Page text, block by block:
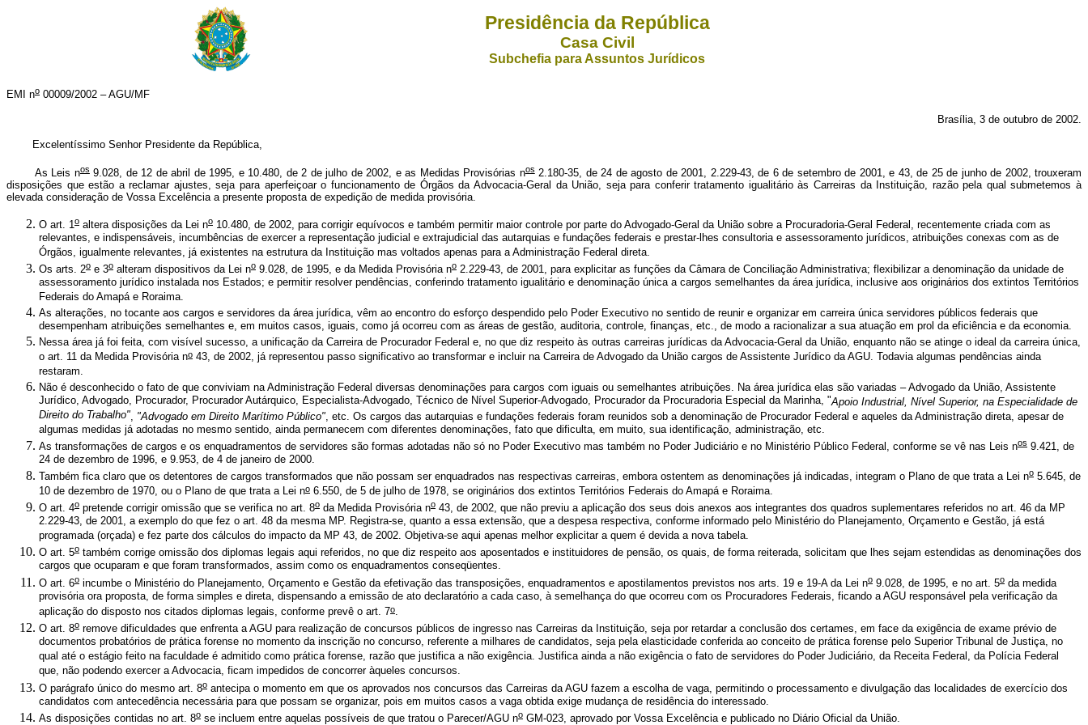
Presidência da República
Casa Civil
Subchefia para Assuntos Jurídicos
EMI no 00009/2002 – AGU/MF
Brasília, 3 de outubro de 2002.
Excelentíssimo Senhor Presidente da República,
As Leis nos9.028, de 12 de abril de 1995, e 10.480, de 2 de julho de 2002, e as Medidas Provisórias nos2.180-35, de 24 de agosto de 2001, 2.229-43, de 6 de setembro de 2001, e 43, de 25 de junho de 2002, trouxeram
disposições que estão a reclamar ajustes, seja para aperfeiçoar o funcionamento de Órgãos da Advocacia-Geral da União, seja para conferir tratamento igualitário às Carreiras da Instituição, razão pela qual submetemos à
elevada consideração de Vossa Excelência a presente proposta de expedição de medida provisória.
O art. 1 o altera disposições da Lei no 10.480, de 2002, para corrigir equívocos e também permitir maior controle por parte do Advogado-Geral da União sobre a Procuradoria-Geral Federal, recentemente criada com as
relevantes, e indispensáveis, incumbências de exercer a representação judicial e extrajudicial das autarquias e fundações federais e prestar-lhes consultoria e assessoramento jurídicos, atribuições conexas com as de
Órgãos, igualmente relevantes, já existentes na estrutura da Instituição mas voltados apenas para a Administração Federal direta.
Os arts. 2o e 3o alteram dispositivos da Lei no 9.028, de 1995, e da Medida Provisória no 2.229-43, de 2001, para explicitar as funções da Câmara de Conciliação Administrativa; flexibilizar a denominação da unidade de
assessoramento jurídico instalada nos Estados; e permitir resolver pendências, conferindo tratamento igualitário e denominação única a cargos semelhantes da área jurídica, inclusive aos originários dos extintos Territórios
Federais do Amapá e Roraima.
As alterações, no tocante aos cargos e servidores da área jurídica, vêm ao encontro do esforço despendido pelo Poder Executivo no sentido de reunir e organizar em carreira única servidores públicos federais que
desempenham atribuições semelhantes e, em muitos casos, iguais, como já ocorreu com as áreas de gestão, auditoria, controle, finanças, etc., de modo a racionalizar a sua atuação em prol da eficiência e da economia.
Nessa área já foi feita, com visível sucesso, a unificação da Carreira de Procurador Federal e, no que diz respeito às outras carreiras jurídicas da Advocacia-Geral da União, enquanto não se atinge o ideal da carreira única,
o art. 11 da Medida Provisória no 43, de 2002, já representou passo significativo ao transformar e incluir na Carreira de Advogado da União cargos de Assistente Jurídico da AGU. Todavia algumas pendências ainda
restaram.
Não é desconhecido o fato de que conviviam na Administração Federal diversas denominações para cargos com iguais ou semelhantes atribuições. Na área jurídica elas são variadas – Advogado da União, Assistente
Jurídico, Advogado, Procurador, Procurador Autárquico, Especialista-Advogado, Técnico de Nível Superior-Advogado, Procurador da Procuradoria Especial da Marinha, "Apoio Industrial, Nível Superior, na Especialidade de
Direito do Trabalho" "Advogado em Direito Marítimo Público" , etc. Os cargos das autarquias e fundações federais foram reunidos sob a denominação de Procurador Federal e aqueles da Administração direta, apesar de
algumas medidas já adotadas no mesmo sentido, ainda permanecem com diferentes denominações, fato que dificulta, em muito, sua identificação, administração, etc.
As transformações de cargos e os enquadramentos de servidores são formas adotadas não só no Poder Executivo mas também no Poder Judiciário e no Ministério Público Federal, conforme se vê nas Leis nos 9.421, de
24 de dezembro de 1996, e 9.953, de 4 de janeiro de 2000.
Também fica claro que os detentores de cargos transformados que não possam ser enquadrados nas respectivas carreiras, embora ostentem as denominações já indicadas, integram o Plano de que trata a Lei no 5.645, de
10 de dezembro de 1970, ou o Plano de que trata a Lei no 6.550, de 5 de julho de 1978, se originários dos extintos Territórios Federais do Amapá e Roraima.
O art. 4o pretende corrigir omissão que se verifica no art. 8o da Medida Provisória no 43, de 2002, que não previu a aplicação dos seus dois anexos aos integrantes dos quadros suplementares referidos no art. 46 da MP
2.229-43, de 2001, a exemplo do que fez o art. 48 da mesma MP. Registra-se, quanto a essa extensão, que a despesa respectiva, conforme informado pelo Ministério do Planejamento, Orçamento e Gestão, já está
programada (orçada) e fez parte dos cálculos do impacto da MP 43, de 2002. Objetiva-se aqui apenas melhor explicitar a quem é devida a nova tabela.
O art. 5o também corrige omissão dos diplomas legais aqui referidos, no que diz respeito aos aposentados e instituidores de pensão, os quais, de forma reiterada, solicitam que lhes sejam estendidas as denominações dos
cargos que ocuparam e que foram transformados, assim como os enquadramentos conseqüentes.
O art. 6o incumbe o Ministério do Planejamento, Orçamento e Gestão da efetivação das transposições, enquadramentos e apostilamentos previstos nos arts. 19 e 19-A da Lei no 9.028, de 1995, e no art. 5o da medida
provisória ora proposta, de forma simples e direta, dispensando a emissão de ato declaratório a cada caso, à semelhança do que ocorreu com os Procuradores Federais, ficando a AGU responsável pela verificação da
aplicação do disposto nos citados diplomas legais, conforme prevê o art. 7o.
O art. 8o remove dificuldades que enfrenta a AGU para realização de concursos públicos de ingresso nas Carreiras da Instituição, seja por retardar a conclusão dos certames, em face da exigência de exame prévio de
documentos probatórios de prática forense no momento da inscrição no concurso, referente a milhares de candidatos, seja pela elasticidade conferida ao conceito de prática forense pelo Superior Tribunal de Justiça, no
qual até o estágio feito na faculdade é admitido como prática forense, razão que justifica a não exigência. Justifica ainda a não exigência o fato de servidores do Poder Judiciário, da Receita Federal, da Polícia Federal
que, não podendo exercer a Advocacia, ficam impedidos de concorrer àqueles concursos.
O parágrafo único do mesmo art. 8o antecipa o momento em que os aprovados nos concursos das Carreiras da AGU fazem a escolha de vaga, permitindo o processamento e divulgação das localidades de exercício dos
candidatos com antecedência necessária para que possam se organizar, pois em muitos casos a vaga obtida exige mudança de residência do interessado.
As disposições contidas no art. 8o se incluem entre aquelas possíveis de que tratou o Parecer/AGU no GM-023, aprovado por Vossa Excelência e publicado no Diário Oficial da União.